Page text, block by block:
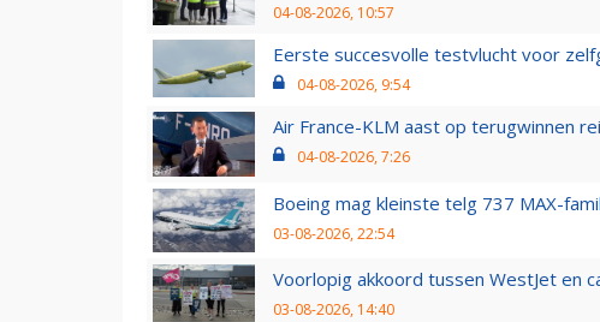
04-08-2026, 10:57
Eerste succesvolle testvlucht voor
04-08-2026, 9:54
Air France-KLM aast op terugwinnen
04-08-2026, 7:26
Boeing mag kleinste telg 737 MAX-
03-08-2026, 22:54
Voorlopig akkoord tussen WestJet en
03-08-2026, 14:40